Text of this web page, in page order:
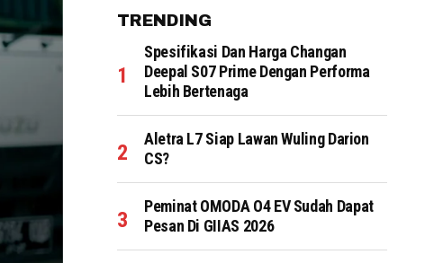
TRENDING
Spesifikasi Dan Harga Changan
Deepal S07 Prime Dengan Performa
Lebih Bertenaga
Aletra L7 Siap Lawan Wuling Darion
CS?
Peminat OMODA O4 EV Sudah Dapat
Pesan Di GIIAS 2026